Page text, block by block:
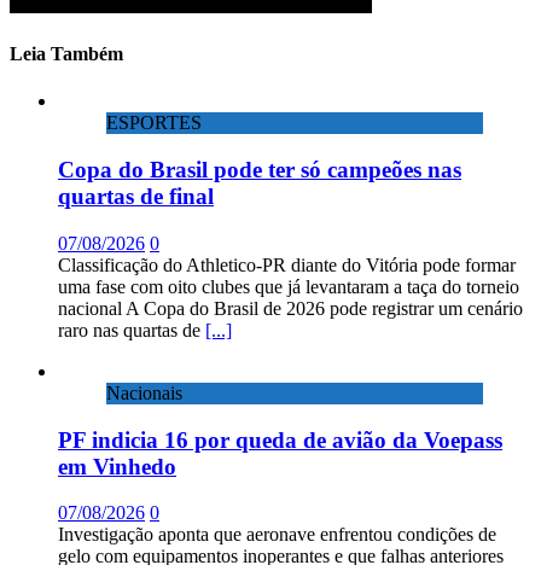
Leia Também
ESPORTES
Copa do Brasil pode ter só campeões nas
quartas de final
07/08/2026 0
Classificação do Athletico-PR diante do Vitória pode formar
uma fase com oito clubes que já levantaram a taça do torneio
nacional A Copa do Brasil de 2026 pode registrar um cenário
raro nas quartas de [...]
Nacionais
PF indicia 16 por queda de avião da Voepass
em Vinhedo
07/08/2026 0
Investigação aponta que aeronave enfrentou condições de
gelo com equipamentos inoperantes e que falhas anteriores